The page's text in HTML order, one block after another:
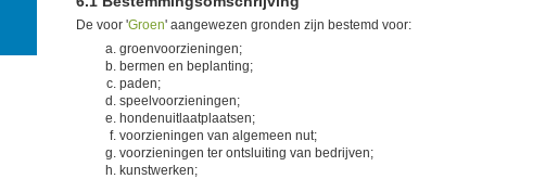
De voor 'Groen' aangewezen gronden zijn bestemd voor:
groenvoorzieningen;
bermen en beplanting;
paden;
speelvoorzieningen;
hondenuitlaatplaatsen;
voorzieningen van algemeen nut;
voorzieningen ter ontsluiting van bedrijven;
kunstwerken;